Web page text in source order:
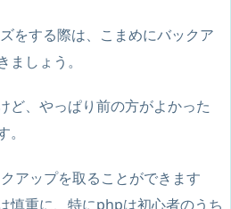
をする際は、こまめにバックア
しょう。
ど、やっぱり前の方がよかった
アップを取ることができます
慎重に、特にphpは初心者のうち